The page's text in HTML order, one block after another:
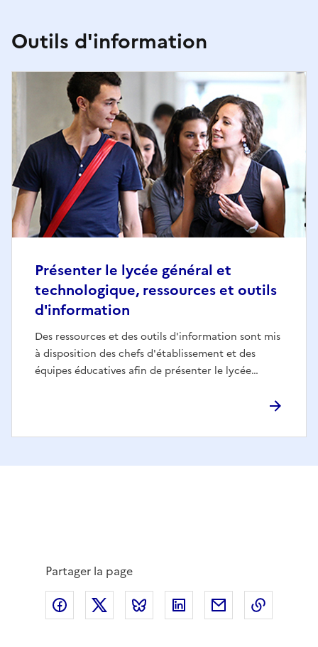
Outils d'information
Présenter le lycée général et
technologique, ressources et outils
d'information
Des ressources et des outils d'information sont mis
à disposition des chefs d'établissement et des
équipes éducatives afin de présenter le lycée…
Partager la page
Partager via Facebook
Partager via XPartager via Bluesky
Partager via LinkedIn
Partager par